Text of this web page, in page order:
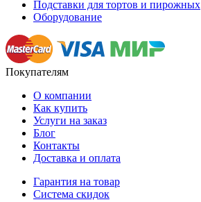
Подставки для тортов и пирожных
Оборудование
Покупателям
О компании
Как купить
Услуги на заказ
Блог
Контакты
Доставка и оплата
Гарантия на товар
Система скидок